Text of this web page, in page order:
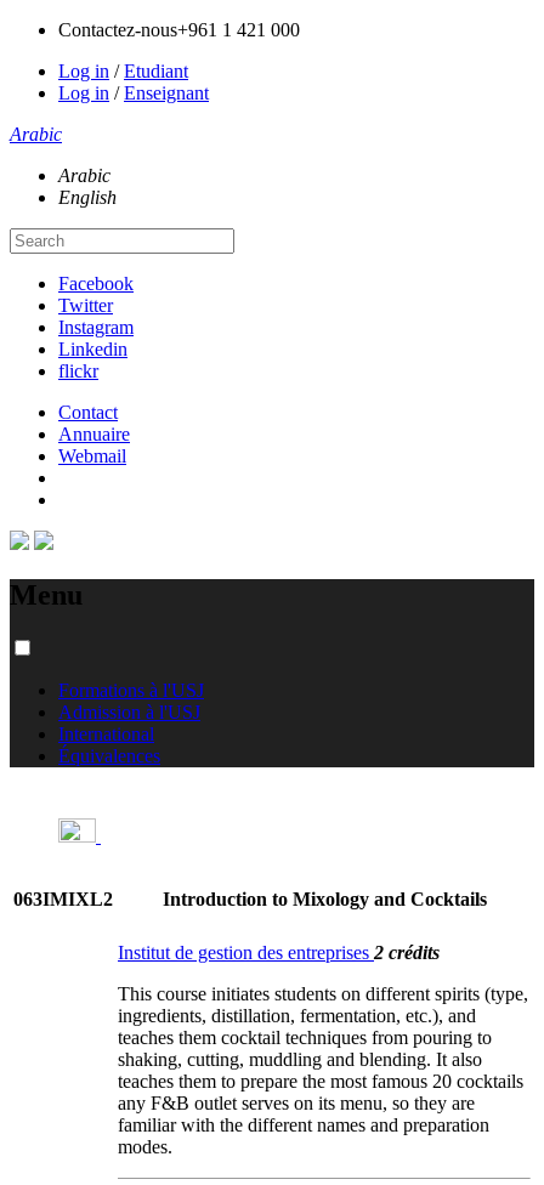
Contactez-nous+961 1 421 000
Log in /Etudiant
Log in /Enseignant
Arabic
Arabic
English
Facebook
Twitter
Instagram
Linkedin
flickr
Contact
Annuaire
Webmail
Menu
Formations à l'USJ
Admission à l'USJ
International
Équivalences
063IMIXL2 Introduction to Mixology and Cocktails
Institut de gestion des entreprises 2 crédits
This course initiates students on different spirits (type,
ingredients, distillation, fermentation, etc.), and
teaches them cocktail techniques from pouring to
shaking, cutting, muddling and blending. It also
teaches them to prepare the most famous 20 cocktails
any F&B outlet serves on its menu, so they are
familiar with the different names and preparation
modes.